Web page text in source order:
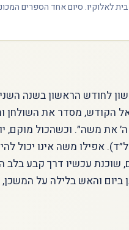
לאלוקיו. סיום אחד הספרים
לחודש הראשון בשנה
הקודש, מסדר את השולחן
את משה״. וכשהכול מוקם,
אפילו משה אינו יכול
שוכנת עכשיו דרך קבע בלב
והאש בלילה על המשכן,